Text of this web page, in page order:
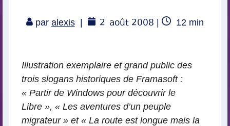
par alexis 2 août 2008 |
Temps
12 min
Illustration exemplaire et grand public des
trois slogans historiques de Framasoft :
« Partir de Windows pour découvrir le
Libre », « Les aventures d’un peuple
migrateur » et « La route est longue mais la